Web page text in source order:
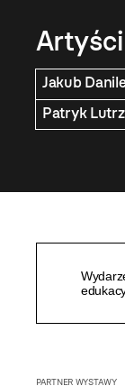
Artyści
Jakub
Patryk
PARTNER WYSTAWY